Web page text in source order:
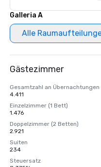
Galleria A
Alle
Gästezimmer
Gesamtzahl an Übernachtungen
4.411
Einzelzimmer (1 Bett)
1.476
Doppelzimmer (2 Betten)
2.921
Suiten
234
Steuersatz